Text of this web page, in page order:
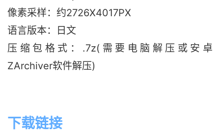
像素采样：约2726X4017PX
语言版本：日文
压缩包格式：.7z(需要电脑解压或安卓
ZArchiver软件解压)
下载链接